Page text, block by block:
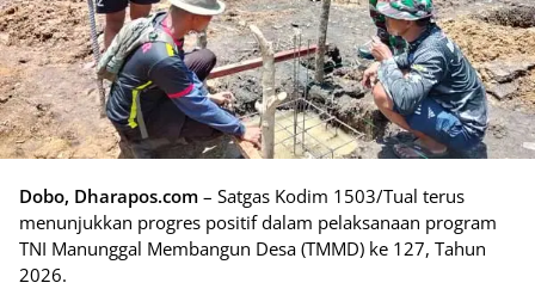
Dobo, Dharapos.com – Satgas Kodim 1503/Tual terus
menunjukkan progres positif dalam pelaksanaan program
TNI Manunggal Membangun Desa (TMMD) ke 127, Tahun
2026.